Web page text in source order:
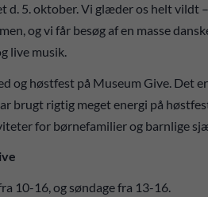
5. oktober. Vi glæder os helt vildt
og vi får besøg af en masse
live musik.
og høstfest på Museum Give. Det
brugt rigtig meget energi på
for børnefamilier og barnlige
10-16, og søndage fra 13-16.